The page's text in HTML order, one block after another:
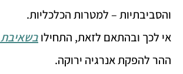
והסביבתיות – למטרות הכלכליות.
אי לכך ובהתאם לזאת, התחילובשאיבת
ההר להפקת אנרגיה ירוקה.